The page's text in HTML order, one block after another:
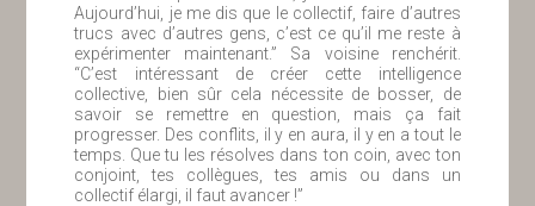
Aujourd’hui, je me dis que le collectif, faire d’autres
trucs avec d’autres gens, c’est ce qu’il me reste à
expérimenter maintenant.” Sa voisine renchérit.
“C’est intéressant de créer cette intelligence
collective, bien sûr cela nécessite de bosser, de
savoir se remettre en question, mais ça fait
progresser. Des conflits, il y en aura, il y en a tout le
temps. Que tu les résolves dans ton coin, avec ton
conjoint, tes collègues, tes amis ou dans un
collectif élargi, il faut avancer !”